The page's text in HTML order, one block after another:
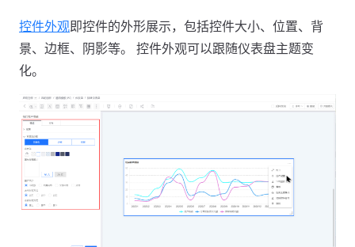
控件外观即控件的外形展示，包括控件大小、位置、背
景、边框、阴影等。 控件外观可以跟随仪表盘主题变
化。